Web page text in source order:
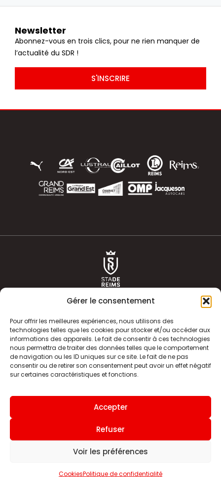
Gérer le consentement
Pour offrir les meilleures expériences, nous utilisons des
technologies telles que les cookies pour stocker et/ou accéder aux
informations des appareils. Le fait de consentir à ces technologies
nous permettra de traiter des données telles que le comportement
de navigation ou les ID uniques sur ce site. Le fait de ne pas
consentir ou de retirer son consentement peut avoir un effet négatif
sur certaines caractéristiques et fonctions.
Accepter
Refuser
Voir les préférences
CookiesPolitique de confidentialité
Newsletter
Abonnez-vous en trois clics, pour ne rien manquer de
l’actualité du SDR !
S'INSCRIRE
ACTUALITÉS
CLUB
BOUTIQUE
HISTOIRE
ÉQUIPE PREMIERE
INFOS ET CONTACT